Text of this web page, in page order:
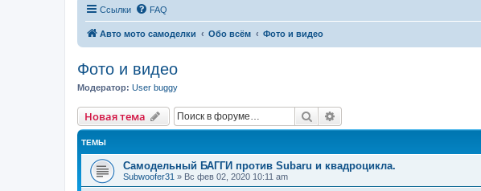
Ссылки FAQ
Авто мото самоделки Обо всём Фото и видео
Фото и видео
Модератор: User buggy
Новая тема Поиск
ТЕМЫ
Самодельный БАГГИ против Subaru и квадроцикла.
Subwoofer31 » Вс фев 02, 2020 10:11 am